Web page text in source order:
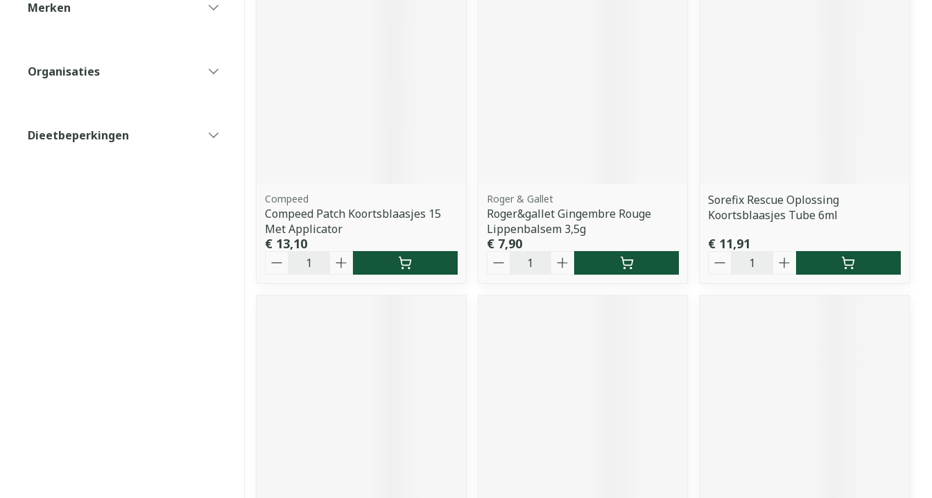
Merken
Organisaties
Dieetbeperkingen
Compeed
Compeed Patch Koortsblaasjes 15
Met Applicator
€ 13,10
Roger & Gallet
Roger&gallet Gingembre Rouge
Lippenbalsem 3,5g
€ 7,90
Sorefix Rescue Oplossing
Koortsblaasjes Tube 6ml
€ 11,91